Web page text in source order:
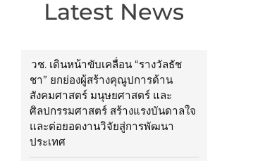
Latest News
วช. เดินหน้าขับเคลื่อน “รางวัลธัช
ชา” ยกย่องผู้สร้างคุณูปการด้าน
สังคมศาสตร์ มนุษยศาสตร์ และ
ศิลปกรรมศาสตร์ สร้างแรงบันดาลใจ
และต่อยอดงานวิจัยสู่การพัฒนา
ประเทศ